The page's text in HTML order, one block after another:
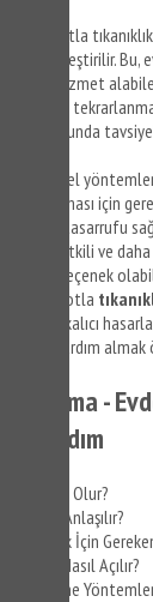
: Robotla
gerçekleştirilir. Bu,
bir hizmet
sorunun
konusunda
geleneksel
açılması için
para tasarrufu
hızlı, etkili ve
bir seçenek
eğer robotla
kalıcı
yardım almak
Açma -
5 Adım
Neden Olur?
Nasıl Anlaşılır?
Açmak İçin
Nasıl Açılır?
Önleme